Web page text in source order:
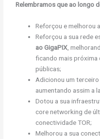
Relembramos que ao longo
Reforçou e melhorou
Reforçou a sua rede
ao GigaPIX ,
ficando mais próxima
públicas;
Adicionou um
aumentando assim a
Dotou a sua
core networking de
conectividade TOR;
Melhorou a sua